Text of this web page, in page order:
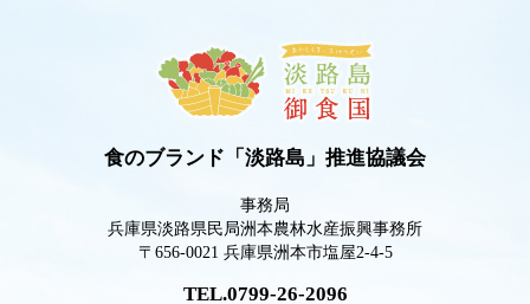
食のブランド「淡路島」推進協議会
事務局
兵庫県淡路県民局洲本農林水産振興事務所
〒656-0021 兵庫県洲本市塩屋2-4-5
TEL.0799-26-2096